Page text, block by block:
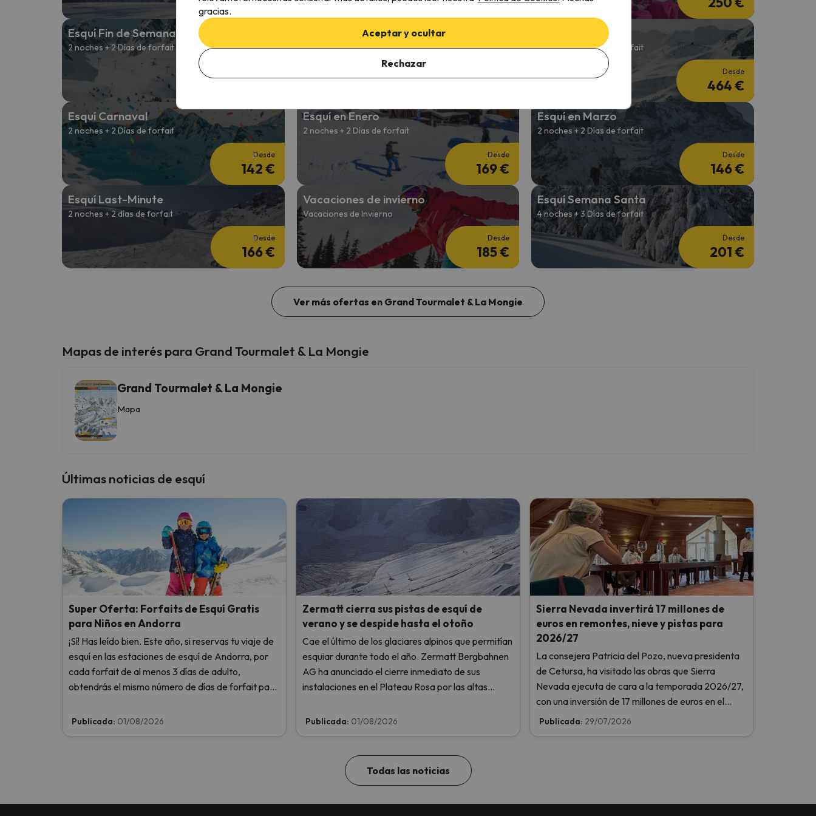
Esquí Fin de Semana
2 noches + 2 Días de forfait
Esquí Entre Semana
5 noches + 4 días de forfait
Semana de Esquí
7 noches + 6 Días de forfait
Desde
464 €
Esquí Carnaval
2 noches + 2 Días de forfait
Desde
142 €
Esquí en Enero
2 noches + 2 Días de forfait
Desde
169 €
Esquí en Marzo
2 noches + 2 Días de forfait
Desde
146 €
Esquí Last-Minute
2 noches + 2 días de forfait
Desde
166 €
Vacaciones de invierno
Vacaciones de Invierno
Desde
185 €
Esquí Semana Santa
4 noches + 3 Días de forfait
Desde
201 €
Ver más ofertas en Grand Tourmalet & La Mongie
Mapas de interés para Grand Tourmalet & La Mongie
Grand Tourmalet & La Mongie
Mapa
Últimas noticias de esquí
Super Oferta: Forfaits de Esquí Gratis
para Niños en Andorra
¡Sí! Has leído bien. Este año, si reservas tu viaje de
esquí en las estaciones de esquí de Andorra, por
cada forfait de al menos 3 días de adulto,
obtendrás el mismo número de días de forfait para
Publicada: 01/08/2026
Zermatt cierra sus pistas de esquí de
verano y se despide hasta el otoño
Cae el último de los glaciares alpinos que permitían
esquiar durante todo el año. Zermatt Bergbahnen
AG ha anunciado el cierre inmediato de sus
instalaciones en el Plateau Rosa por las altas
semana.
Publicada: 01/08/2026
Sierra Nevada invertirá 17 millones de
euros en remontes, nieve y pistas para
2026/27
La consejera Patricia del Pozo, nueva presidenta
de Cetursa, ha visitado las obras que Sierra
Nevada ejecuta de cara a la temporada 2026/27,
con una inversión de 17 millones de euros en el
sistema de nieve, el pisado de pistas, la gestión de
Publicada: 29/07/2026
Todas las noticias
gracias.
Aceptar y ocultar
Rechazar